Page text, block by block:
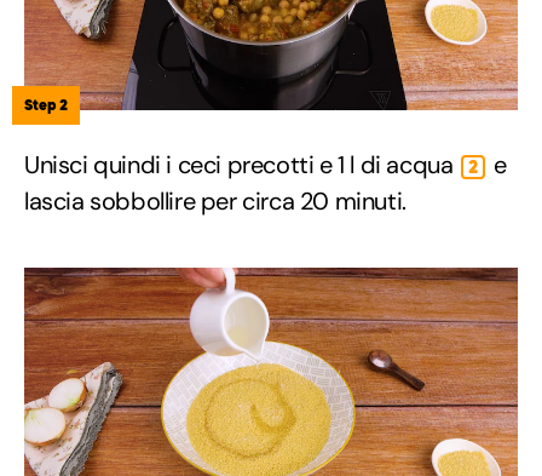
Step 2
Unisci quindi i ceci precotti e 1 l di acqua 2
e
lascia sobbollire per circa 20 minuti.